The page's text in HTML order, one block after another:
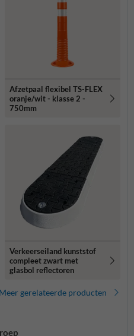
Afzetpaal flexibel TS-FLEX
oranje/wit - klasse 2 -
750mm
Verkeerseiland kunststof
compleet zwart met
glasbol reflectoren
Meer gerelateerde producten